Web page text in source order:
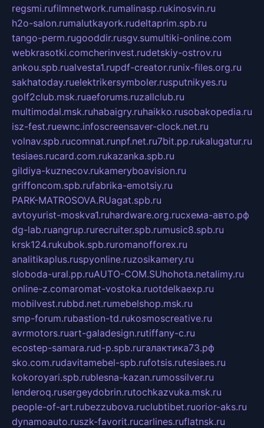
regsmi.rufilmnetwork.rumalinasp.rukinosvin.ru
h2o-salon.rumalutkayork.rudeltaprim.spb.ru
tango-perm.rugooddir.rusgv.sumultiki-online.com
webkrasotki.comcherinvest.rudetskiy-ostrov.ru
ankou.spb.rualvesta1.rupdf-creator.runix-files.org.ru
sakhatoday.ruelektrikersymboler.rusputnikyes.ru
golf2club.msk.ruaeforums.ruzallclub.ru
multimodal.msk.ruhabaigry.ruhaikko.rusobakopedia.ru
isz-fest.ruewnc.infoscreensaver-clock.net.ru
volnav.spb.rucomnat.runpf.net.ru7bit.pp.rukalugatur.ru
tesiaes.rucard.com.rukazanka.spb.ru
gildiya-kuznecov.rukameryboavision.ru
griffoncom.spb.rufabrika-emotsiy.ru
PARK-MATROSOVA.RUagat.spb.ru
avtoyurist-moskva1.ruhardware.org.ruсхема-авто.рф
dg-lab.ruangrup.rurecruiter.spb.rumusic8.spb.ru
krsk124.rukubok.spb.ruromanofforex.ru
analitikaplus.ruspyonline.ruzosikamery.ru
sloboda-ural.pp.ruAUTO-COM.SUhohota.netalimy.ru
online-z.comaromat-vostoka.ruotdelkaexp.ru
mobilvest.rubbd.net.rumebelshop.msk.ru
smp-forum.rubastion-td.rukosmoscreative.ru
avrmotors.ruart-galadesign.rutiffany-c.ru
ecostep-samara.rud-p.spb.ruгалактика73.рф
sko.com.rudavitamebel-spb.rufotsis.rutesiaes.ru
kokoroyari.spb.rublesna-kazan.rumossilver.ru
lenderoq.rusergeydobrin.rutochkazvuka.msk.ru
people-of-art.rubezzubova.ruclubtibet.ruorior-aks.ru
dynamoauto.ruszk-favorit.rucarlines.ruflatnsk.ru